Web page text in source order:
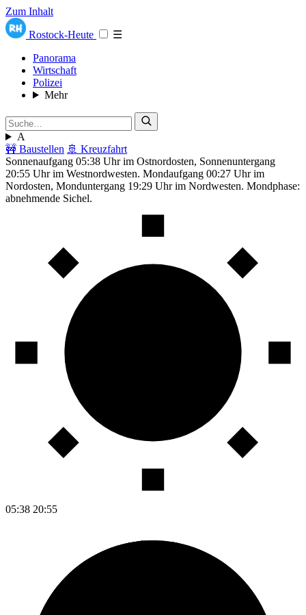
Zum Inhalt
Rostock-Heute
☰
Panorama
Wirtschaft
Polizei
Mehr
A
🚧 Baustellen 🚢 Kreuzfahrt
Sonnenaufgang 05:38 Uhr im Ostnordosten, Sonnenuntergang
20:55 Uhr im Westnordwesten. Mondaufgang 00:27 Uhr im
Nordosten, Monduntergang 19:29 Uhr im Nordwesten. Mondphase:
abnehmende Sichel.
05:38 20:55